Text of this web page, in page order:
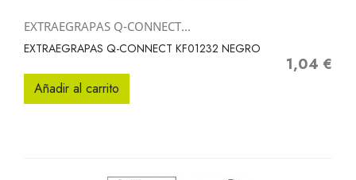
EXTRAEGRAPAS Q-CONNECT...
EXTRAEGRAPAS Q-CONNECT KF01232 NEGRO
Precio
1,04 €
Añadir al carrito